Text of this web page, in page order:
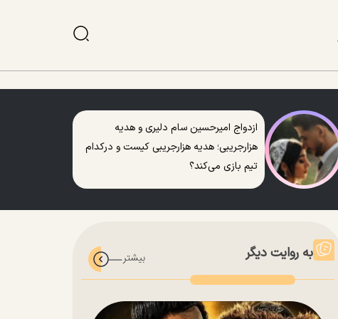
ازدواج امیرحسین سام دلیری و هدیه
هزارجریبی؛ هدیه هزارجریبی کیست و درکدام
تیم بازی می‌کند؟
به روایت دیگر